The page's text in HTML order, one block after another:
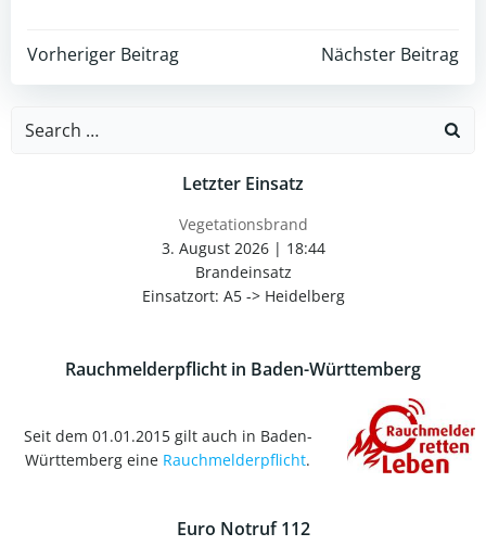
Post
navigation
Vorheriger Beitrag
Post
navigation
Nächster Beitrag
Search
Letzter Einsatz
Vegetationsbrand
3. August 2026| 18:44
Brandeinsatz
Einsatzort: A5 -> Heidelberg
Rauchmelderpflicht in Baden-Württemberg
Seit dem 01.01.2015 gilt auch in Baden-
Württemberg eine Rauchmelderpflicht.
Euro Notruf 112